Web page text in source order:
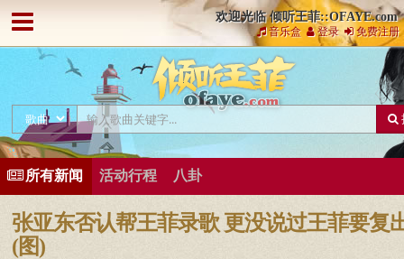
欢迎光临 倾听王菲::OFAYE.com
音乐盒 登录 免费注册
所有新闻 活动行程 八卦
张亚东否认帮王菲录歌 更没说过王菲要复
(图)